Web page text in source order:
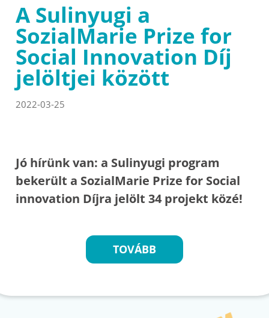
A Sulinyugi a
SozialMarie Prize for
Social Innovation Díj
jelöltjei között
2022-03-25
Jó hírünk van: a Sulinyugi program
bekerült a SozialMarie Prize for Social
innovation Díjra jelölt 34 projekt közé!
TOVÁBB